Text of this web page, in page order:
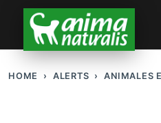
HOME ALERTS ANIMALES